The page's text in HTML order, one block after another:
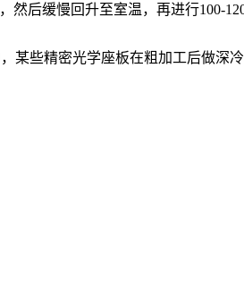
然后缓慢回升至室温，再进行100-
某些精密光学座板在粗加工后做深